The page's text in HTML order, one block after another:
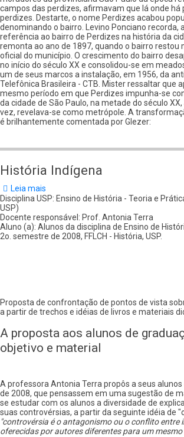
campos das perdizes, afirmavam que lá onde há
perdizes. Destarte, o nome Perdizes acabou
denominando o bairro. Levino Ponciano recorda,
referência ao bairro de Perdizes na história da
remonta ao ano de 1897, quando o bairro restou
oficial do município. O crescimento do bairro
no início do século XX e consolidou-se em
um de seus marcos a instalação, em 1956, da
Telefônica Brasileira - CTB. Mister ressaltar que
mesmo período em que Perdizes impunha-se
da cidade de São Paulo, na metade do século
vez, revelava-se como metrópole. A
é brilhantemente comentada por Glezer:
História Indígena
Leia mais
História
Disciplina USP: Ensino de História - Teoria e
USP)
Docente responsável: Prof. Antonia Terra
Aluno (a): Alunos da disciplina de Ensino de
2o. semestre de 2008, FFLCH - História, USP.
Proposta de confrontação de pontos de vista
a partir de trechos e idéias de livros e materiais
A proposta aos alunos de
objetivo e material
A professora Antonia Terra propôs a seus
de 2008, que pensassem em uma sugestão de
se estudar com os alunos a diversidade de
suas controvérsias, a partir da seguinte idéia de
"controvérsia é o antagonismo ou o conflito entre
oferecidas por autores diferentes para um